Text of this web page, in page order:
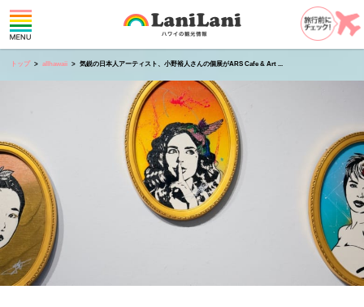
トップ allhawaii 気鋭の日本人アーティスト、小野裕人さんの個展がARS Cafe & Art ...